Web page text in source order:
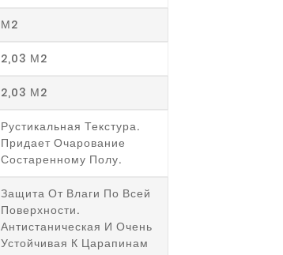
М2
2,03 М2
2,03 М2
Рустикальная Текстура.
Придает Очарование
Состаренному Полу.
Защита От Влаги По Всей
Поверхности.
Антистаническая И Очень
Устойчивая К Царапинам